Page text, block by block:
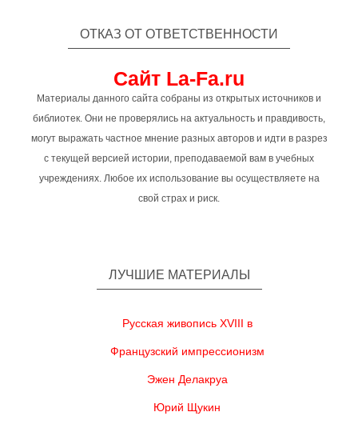
ОТКАЗ ОТ ОТВЕТСТВЕННОСТИ
Сайт La-Fa.ru
Материалы данного сайта собраны из открытых источников и
библиотек. Они не проверялись на актуальность и правдивость,
могут выражать частное мнение разных авторов и идти в разрез
с текущей версией истории, преподаваемой вам в учебных
учреждениях. Любое их использование вы осуществляете на
свой страх и риск.
ЛУЧШИЕ МАТЕРИАЛЫ
Русская живопись XVIII в
Французский импрессионизм
Эжен Делакруа
Юрий Щукин